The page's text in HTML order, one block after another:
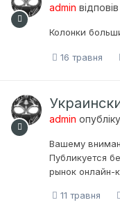
admin відповів
Колонки
16 травня
admin
Вашему
Публикуется
рынок онлайн-
11 травня